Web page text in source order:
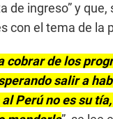
de ingreso” y
con el tema de la
cobrar de los
salir a
Perú no es su